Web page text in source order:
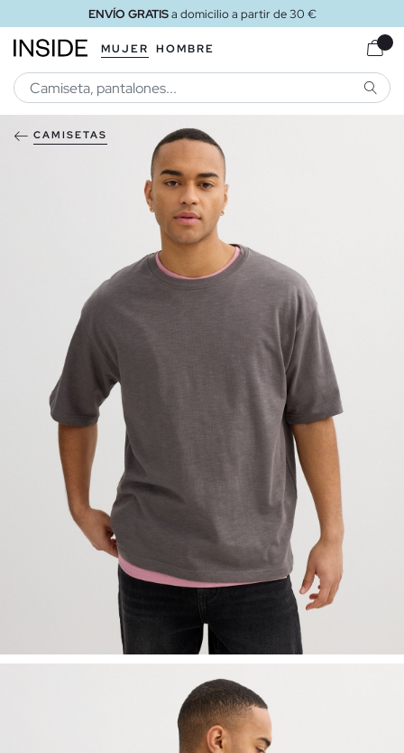
ENVÍO GRATISa domicilio a partir de 30 €
MUJER HOMBRE
CAMISETAS